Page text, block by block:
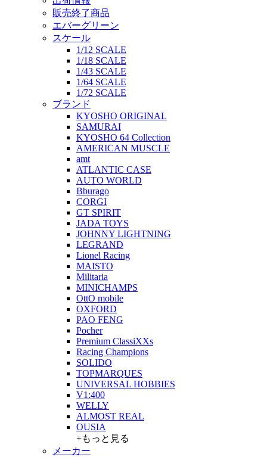
販売終了商品
エバーグリーン
スケール
1/12 SCALE
1/18 SCALE
1/43 SCALE
1/64 SCALE
1/72 SCALE
ブランド
KYOSHO ORIGINAL
SAMURAI
KYOSHO 64 Collection
AMERICAN MUSCLE
amt
ATLANTIC CASE
AUTO WORLD
Bburago
CORGI
GT SPIRIT
JADA TOYS
JOHNNY LIGHTNING
LEGRAND
Lionel Racing
MAISTO
Militaria
MINICHAMPS
OttO mobile
OXFORD
PAO FENG
Pocher
Premium ClassiXXs
Racing Champions
SOLIDO
TOPMARQUES
UNIVERSAL HOBBIES
V1:400
WELLY
ALMOST REAL
OUSIA
+もっと見る
メーカー